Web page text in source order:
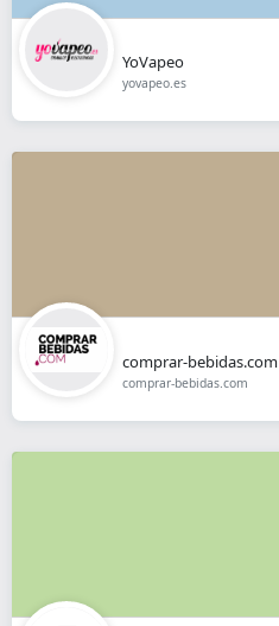
YoVapeo
yovapeo.es
comprar-bebidas.com
comprar-bebidas.com